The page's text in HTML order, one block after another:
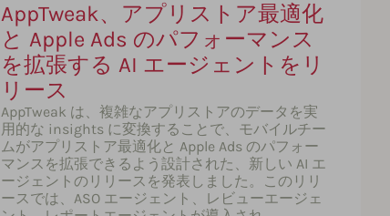
AppTweak、アプリストア最適化
と Apple Ads のパフォーマンス
を拡張する AI エージェントをリ
リース
AppTweak は、複雑なアプリストアのデータを実
用的な insights に変換することで、モバイルチー
ムがアプリストア最適化と Apple Ads のパフォー
マンスを拡張できるよう設計された、新しい AI エ
ージェントのリリースを発表しました。このリリ
ースでは、ASO エージェント、レビューエージェ